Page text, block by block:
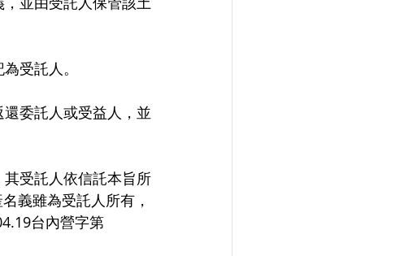
受託人。
委託人或受益人，並
受託人依信託本旨所
義雖為受託人所有，
台內營字第